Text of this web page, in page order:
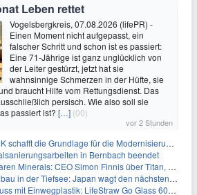
Leben rettet
Vogelsbergkreis, 07.08.2026 (lifePR) -
Einen Moment nicht aufgepasst, ein
falscher Schritt und schon ist es passiert:
Eine 71-Jährige ist ganz unglücklich von
der Leiter gestürzt, jetzt hat sie
wahnsinnige Schmerzen in der Hüfte, sie
braucht Hilfe vom Rettungsdienst. Das
persisch. Wie also soll sie
passiert ist? […] (00)
vor 2 Stunden
die Grundlage für die Modernisierung seiner IBM i-Anwendungen
in Bernbach beendet
Minerals: CEO Simon Finnis über Titan, Zirkon und Seltene Erden
in der Tiefsee: Japan wagt den nächsten Schritt
Einwegplastik: LifeStraw Go Glass 600ml bringt gefiltertes Trinkwasser aus der Glasflasche